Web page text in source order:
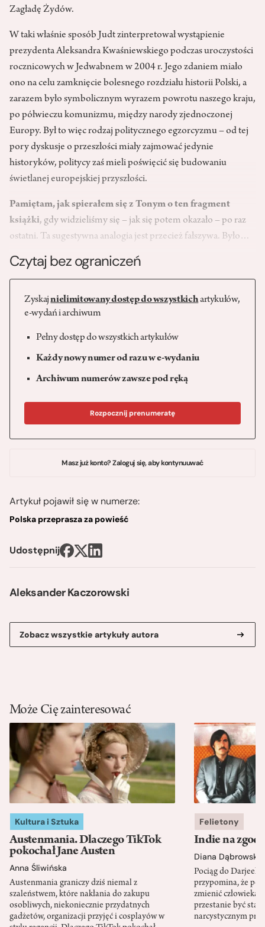
Aleksander Kaczorowski
Zobacz wszystkie artykuły autora
Zagładę Żydów.
W taki właśnie sposób Judt zinterpretował wystąpienie
prezydenta Aleksandra Kwaśniewskiego podczas uroczystości
rocznicowych w Jedwabnem w 2004 r. Jego zdaniem miało
ono na celu zamknięcie bolesnego rozdziału historii Polski, a
zarazem było symbolicznym wyrazem powrotu naszego kraju,
po półwieczu komunizmu, między narody zjednoczonej
Europy. Był to więc rodzaj politycznego egzorcyzmu – od tej
pory dyskusje o przeszłości miały zajmować jedynie
historyków, politycy zaś mieli poświęcić się budowaniu
świetlanej europejskiej przyszłości.
Pamiętam, jak spierałem się z Tonym o ten fragment
książki, gdy widzieliśmy się – jak się potem okazało – po raz
ostatni. Ta sugestywna analogia jest przecież fałszywa. Było…
Czytaj bez ograniczeń
Zyskajnielimitowany dostęp do wszystkichartykułów,
e-wydań i archiwum
Pełny dostęp do wszystkich artykułów
Każdy nowy numer od razu w e-wydaniu
Archiwum numerów zawsze pod ręką
Rozpocznij prenumeratę
Masz już konto? Zaloguj się, aby kontynuuwać
Artykuł pojawił się w numerze:
Polska przeprasza za powieść
Udostępnij
Może Cię zainteresować
Kultura i Sztuka
Austenmania. Dlaczego TikTok
pokochał Jane Austen
Anna Śliwińska
Austenmania graniczy dziś niemal z
szaleństwem, które nakłania do zakupu
osobliwych, niekoniecznie przydatnych
gadżetów, organizacji przyjęć i cosplayów w
Felietony
Indie na
Diana Dąbrowska
Pociąg do
przypomina, że
zmienić człowieka
przestanie być
narcystycznym